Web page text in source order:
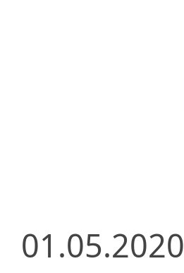
01.05.2020